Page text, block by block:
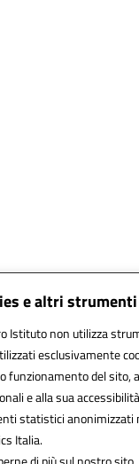
e altri
Istituto non utilizza
esclusivamente
funzionamento del sito,
e alla sua
statistici anonimizzati
Italia.